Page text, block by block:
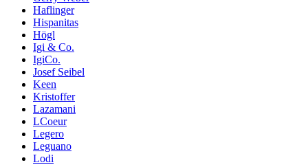
Haflinger
Hispanitas
Högl
Igi & Co.
IgiCo.
Josef Seibel
Keen
Kristoffer
Lazamani
LCoeur
Legero
Leguano
Lodi